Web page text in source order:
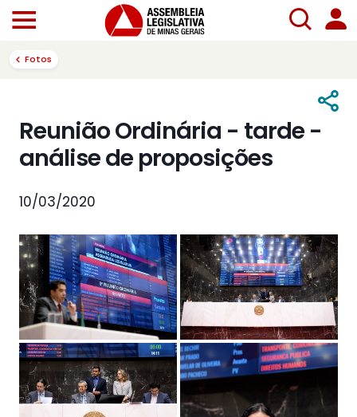
Fotos
Reunião Ordinária - tarde -
análise de proposições
10/03/2020